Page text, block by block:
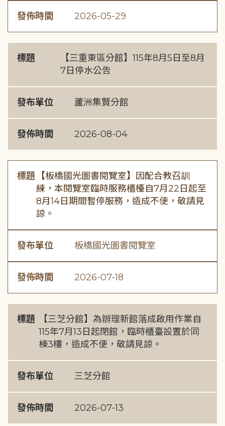
發佈時間 2026-05-29
標題
【三重東區分館】115年8月5日至8月
7日停水公告
發布單位 蘆洲集賢分館
發佈時間 2026-08-04
標題
【板橋國光圖書閱覽室】因配合教召訓
練，本閱覽室臨時服務櫃檯自7月22日起至
8月14日期間暫停服務，造成不便，敬請見
諒。
發布單位 板橋國光圖書閱覽室
發佈時間 2026-07-18
標題
【三芝分館】為辦理新館落成啟用作業自
115年7月13日起閉館，臨時櫃臺設置於同
棟3樓，造成不便，敬請見諒。
發布單位 三芝分館
發佈時間 2026-07-13